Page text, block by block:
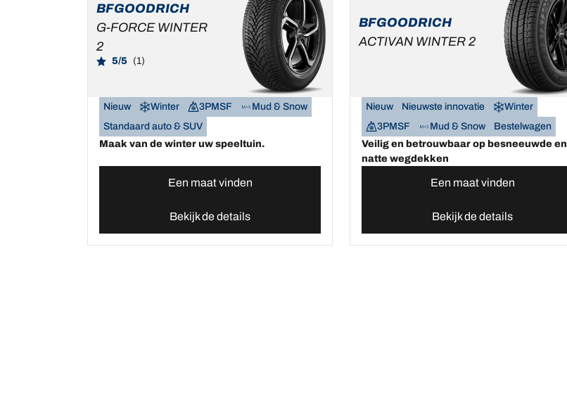
BFGOODRICH
G-FORCE WINTER
2
5/5 (1)
Nieuw Winter 3PMSF
Mud & Snow
Standaard auto & SUV
Maak van de winter uw speeltuin.
Een maat vinden
Bekijk de details
BFGOODRICH
ACTIVAN WINTER 2
Nieuw Nieuwste innovatie
Winter
3PMSF
Mud & Snow
Bestelwagen
Veilig en betrouwbaar op besneeuwde en
natte wegdekken
Een maat vinden
Bekijk de details